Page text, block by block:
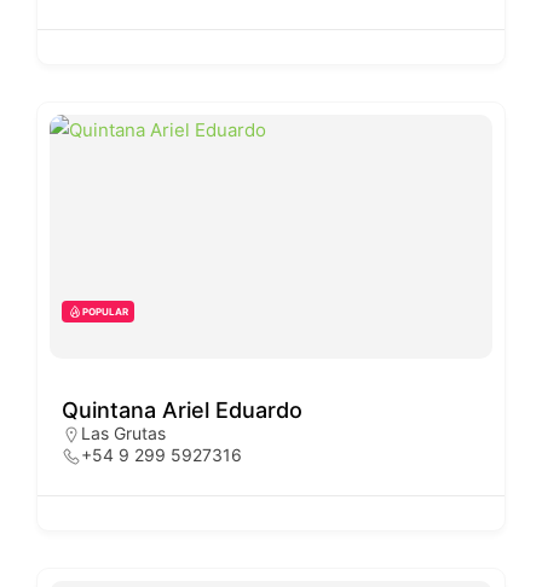
POPULAR
Quintana Ariel Eduardo
Las Grutas
+54 9 299 5927316